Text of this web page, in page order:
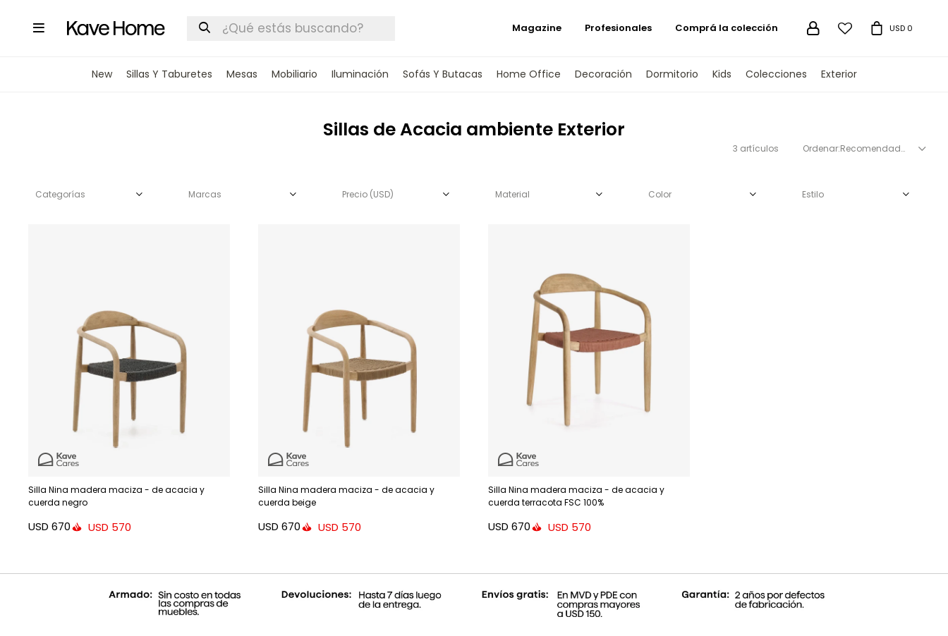

New Sillas Y Taburetes Mesas Mobiliario Iluminación Sofás Y Butacas Home Office Decoración Dormitorio Kids Colecciones Exterior
 USD 0
Magazine Profesionales Comprá la colección
Sillas de Acacia ambiente Exterior
3 artículos Recomendados
Silla Nina madera maciza - de acacia y
cuerda negro
USD 670 USD 570
Silla Nina madera maciza - de acacia y
cuerda beige
USD 670 USD 570
Silla Nina madera maciza - de acacia y
cuerda terracota FSC 100%
USD 670 USD 570
Categorías Marcas Precio (USD) Material Color Estilo